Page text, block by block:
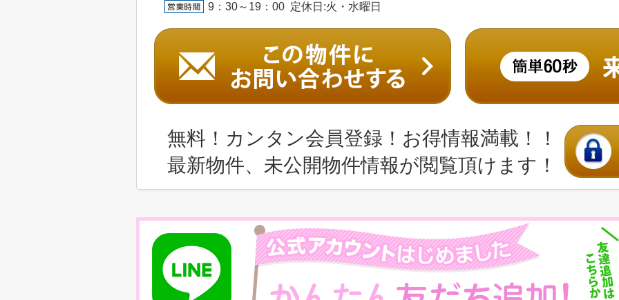
9：30～19：00 定休日:火・水曜日
無料！カンタン会員登録！お得情報満載！！
最新物件、未公開物件情報が閲覧頂けます！